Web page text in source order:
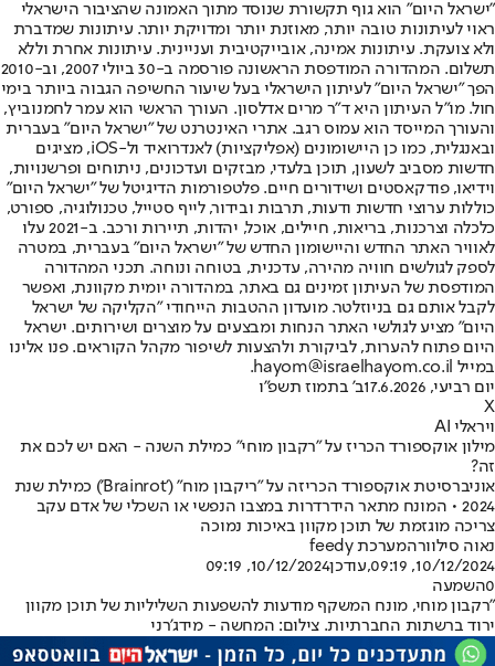
"ישראל היום" הוא גוף תקשורת שנוסד מתוך האמונה שהציבור הישראלי
ראוי לעיתונות טובה יותר, מאוזנת יותר ומדויקת יותר. עיתונות שמדברת
ולא צועקת. עיתונות אמינה, אובייקטיבית ועניינית. עיתונות אחרת וללא
תשלום. המהדורה המודפסת הראשונה פורסמה ב-30 ביולי 2007, וב-2010
הפך "ישראל היום" לעיתון הישראלי בעל שיעור החשיפה הגבוה ביותר בימי
חול. מו"ל העיתון היא ד"ר מרים אדלסון. העורך הראשי הוא עמר לחמנוביץ,
והעורך המייסד הוא עמוס רגב. אתרי האינטרנט של "ישראל היום" בעברית
ובאנגלית, כמו כן היישומונים (אפליקציות) לאנדרואיד ול-iOS, מציגים
חדשות מסביב לשעון, תוכן בלעדי, מבזקים ועדכונים, ניתוחים ופרשנויות,
וידיאו, פודקאסטים ושידורים חיים. פלטפורמות הדיגיטל של "ישראל היום"
כוללות ערוצי חדשות ודעות, תרבות ובידור, לייף סטייל, טכנולוגיה, ספורט,
כלכלה וצרכנות, בריאות, חיילים, אוכל, יהדות, תיירות ורכב. ב-2021 עלו
לאוויר האתר החדש והיישומון החדש של "ישראל היום" בעברית, במטרה
לספק לגולשים חוויה מהירה, עדכנית, בטוחה ונוחה. תכני המהדורה
המודפסת של העיתון זמינים גם באתר, במהדורה יומית מקוונת, ואפשר
לקבל אותם גם בניוזלטר. מועדון ההטבות הייחודי "הקליקה של ישראל
היום" מציע לגולשי האתר הנחות ומבצעים על מוצרים ושירותים. ישראל
היום פתוח להערות, לביקורת ולהצעות לשיפור מקהל הקוראים. פנו אלינו
במייל hayom@israelhayom.co.il.
יום רביעי, 17.6.2026
ב' בתמוז תשפ"ו
X
ויראלי AI
מילון אוקספורד הכריז על "רקבון מוחי" כמילת השנה - האם יש לכם את
זה?
אוניברסיטת אוקספורד הכריזה על "ריקבון מוח" ('Brainrot') כמילת שנת
2024 • המונח מתאר הידרדרות במצבו הנפשי או השכלי של אדם עקב
צריכה מוגזמת של תוכן מקוון באיכות נמוכה
נאוה סילוורהמערכת feedy
10/12/2024, 09:19
,עודכן10/12/2024, 09:19
0השמעה
"רקבון מוחי, מונח המשקף מודעות להשפעות השליליות של תוכן מקוון
ירוד ברשתות החברתיות. צילום: המחשה - מידג'רני